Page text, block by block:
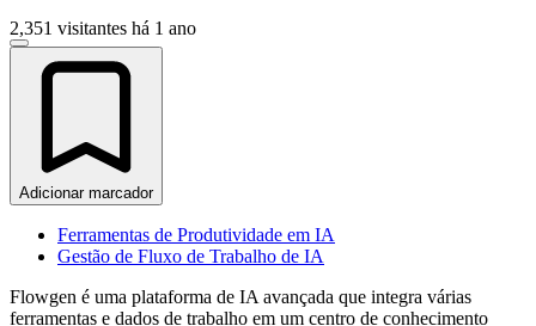
2,351 visitantes há 1 ano
Adicionar marcador
Ferramentas de Produtividade em IA
Gestão de Fluxo de Trabalho de IA
Flowgen é uma plataforma de IA avançada que integra várias
ferramentas e dados de trabalho em um centro de conhecimento